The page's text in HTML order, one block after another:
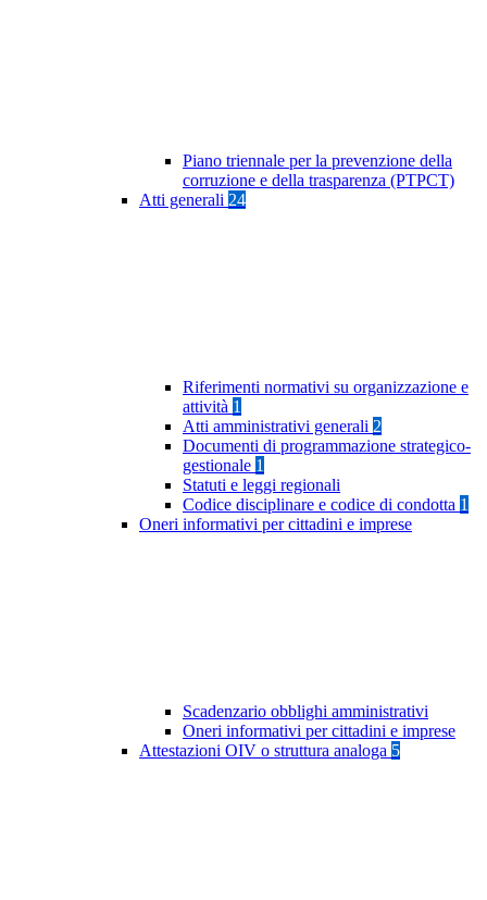
Piano triennale per la prevenzione della
corruzione e della trasparenza (PTPCT)
Atti generali 24
Riferimenti normativi su organizzazione e
attività 1
Atti amministrativi generali 2
Documenti di programmazione strategico-
gestionale 1
Statuti e leggi regionali
Codice disciplinare e codice di condotta 1
Oneri informativi per cittadini e imprese
Scadenzario obblighi amministrativi
Oneri informativi per cittadini e imprese
Attestazioni OIV o struttura analoga 5